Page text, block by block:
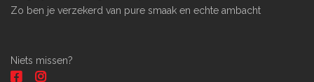
Zo ben je verzekerd van pure smaak en echte ambacht
Niets missen?